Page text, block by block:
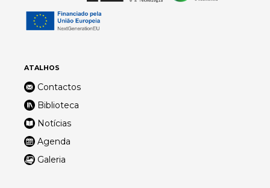
ATALHOS
Contactos
Biblioteca
Notícias
Agenda
Galeria